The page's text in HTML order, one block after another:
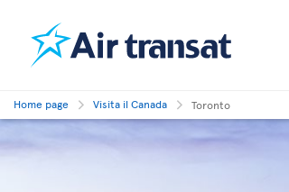
Home page Visita il Canada Toronto